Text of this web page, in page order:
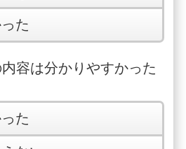
た
容は分かりやすかった
た